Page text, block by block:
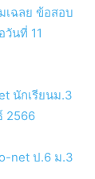
เฉลย ข้อสอบ
นที่ 11
นักเรียนม.3
2566
net ป.6 ม.3